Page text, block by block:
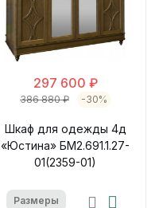
297 600 ₽
386 880 ₽ -30%
Шкаф для одежды 4д
«Юстина» БМ2.691.1.27-
01(2359-01)
Размеры